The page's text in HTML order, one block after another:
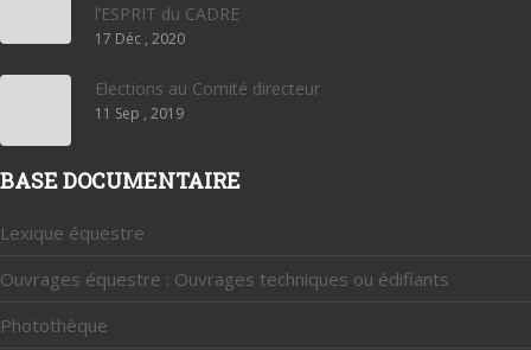
l’ESPRIT du CADRE
17 Déc , 2020
Elections au Comité directeur
11 Sep , 2019
BASE DOCUMENTAIRE
Lexique équestre
Ouvrages équestre : Ouvrages techniques ou édifiants
Photothèque